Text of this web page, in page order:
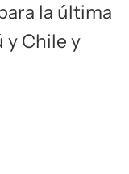
la última
y Chile y